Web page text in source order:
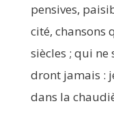
pen­sives,
ci­té, chan­sons
siècles ; qui
dront jamais :
dans la